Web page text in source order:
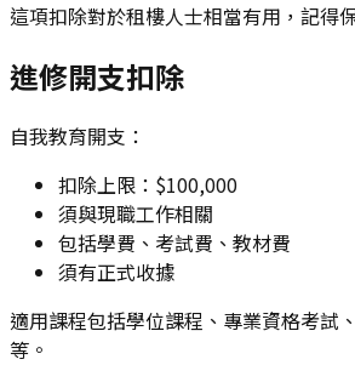
這項扣除對於租樓人士相當有用，記得
進修開支扣除
自我教育開支：
扣除上限：$100,000
須與現職工作相關
包括學費、考試費、教材費
須有正式收據
適用課程包括學位課程、專業資格考試
等。